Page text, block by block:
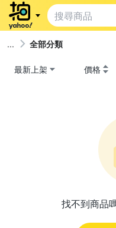
全部分類
最新上架 價格
找不到商品